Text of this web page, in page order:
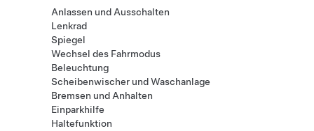
Anlassen und Ausschalten
Lenkrad
Spiegel
Wechsel des Fahrmodus
Beleuchtung
Scheibenwischer und Waschanlage
Bremsen und Anhalten
Einparkhilfe
Haltefunktion